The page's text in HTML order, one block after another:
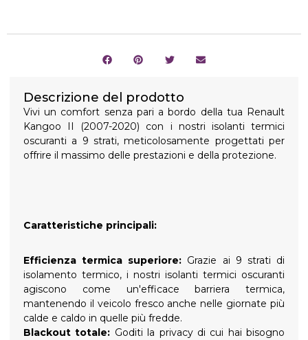
Descrizione del prodotto
Vivi un comfort senza pari a bordo della tua Renault
Kangoo II (2007-2020) con i nostri isolanti termici
oscuranti a 9 strati, meticolosamente progettati per
offrire il massimo delle prestazioni e della protezione.
Caratteristiche principali:
Efficienza termica superiore: Grazie ai 9 strati di
isolamento termico, i nostri isolanti termici oscuranti
agiscono come un'efficace barriera termica,
mantenendo il veicolo fresco anche nelle giornate più
calde e caldo in quelle più fredde.
Blackout totale: Goditi la privacy di cui hai bisogno